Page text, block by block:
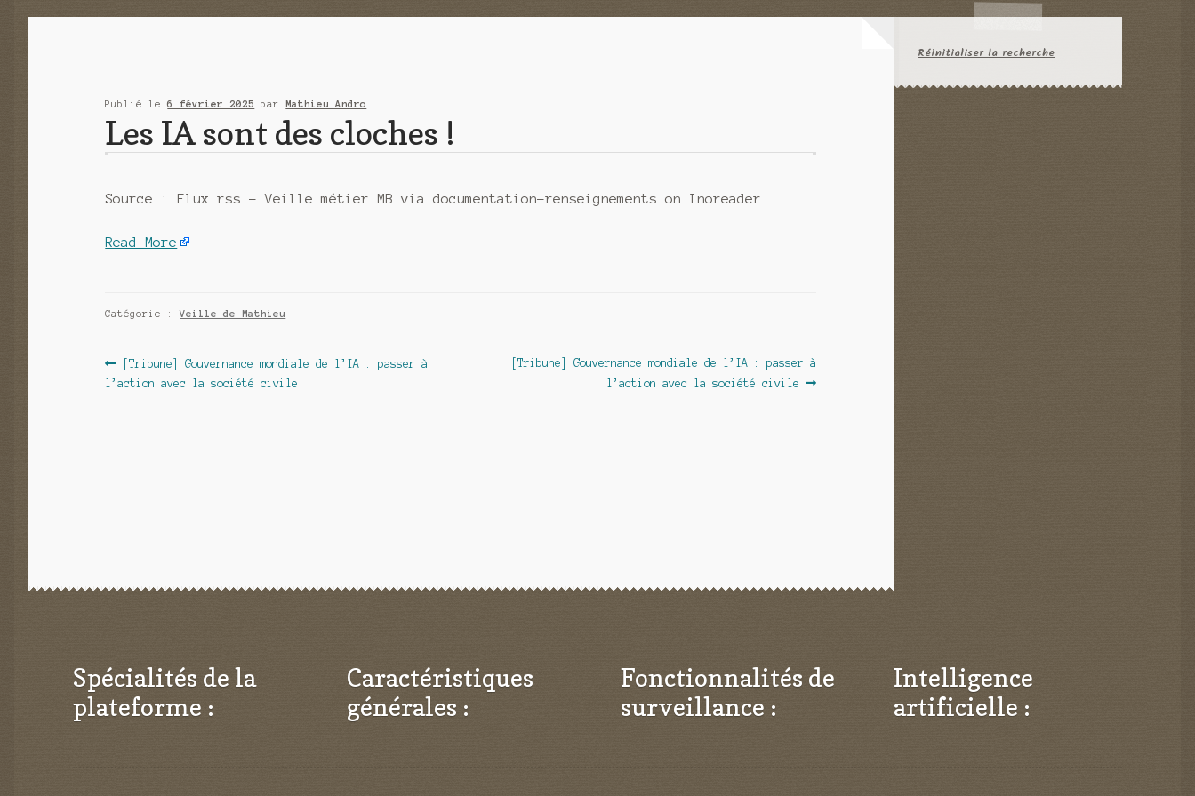
Publié le6 février 2025 parMathieu Andro
Les IA sont des cloches !
Source : Flux rss – Veille métier MB via documentation-renseignements on Inoreader
Read More
Catégorie :Veille de Mathieu
Navigation
de
Article
précédent :
[Tribune] Gouvernance mondiale de l’IA : passer à
l’action avec la société civile
Article
[Tribune] Gouvernance mondiale de l’IA : passer à
l’action avec la société civile
Réinitialiser la recherche
Spécialités de la
plateforme :
Caractéristiques
générales :
Fonctionnalités de
surveillance :
Intelligence
artificielle :